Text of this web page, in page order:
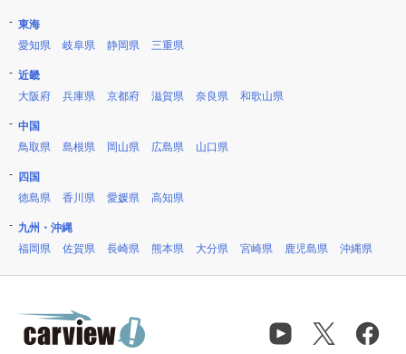
東海
愛知県
岐阜県 静岡県 三重県
近畿
大阪府
兵庫県 京都府 滋賀県 奈良県 和歌山県
中国
鳥取県
島根県 岡山県 広島県 山口県
四国
徳島県
香川県 愛媛県 高知県
九州・沖縄
福岡県
佐賀県 長崎県 熊本県 大分県 宮崎県 鹿児島県 沖縄県